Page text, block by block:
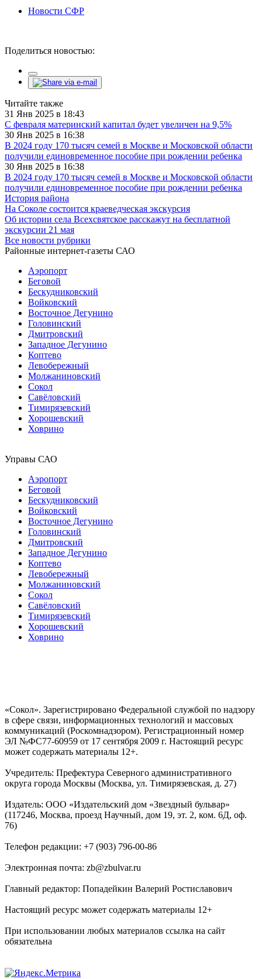
Новости СФР
Поделиться новостью:
Читайте также
31 Янв 2025 в 18:43
С февраля материнский капитал будет увеличен на 9,5%
30 Янв 2025 в 16:38
В 2024 году 170 тысяч семей в Москве и Московской области
получили единовременное пособие при рождении ребенка
30 Янв 2025 в 16:38
В 2024 году 170 тысяч семей в Москве и Московской области
получили единовременное пособие при рождении ребенка
История района
На Соколе состоится краеведческая экскурсия
Об истории села Всехсвятское расскажут на бесплатной
экскурсии 21 мая
Все новости рубрики
Районные интернет-газеты САО
Аэропорт
Беговой
Бескудниковский
Войковский
Восточное Дегунино
Головинский
Дмитровский
Западное Дегунино
Коптево
Левобережный
Молжаниновский
Сокол
Савёловский
Тимирязевский
Хорошевский
Ховрино
Управы САО
Аэропорт
Беговой
Бескудниковский
Войковский
Восточное Дегунино
Головинский
Дмитровский
Западное Дегунино
Коптево
Левобережный
Молжаниновский
Сокол
Савёловский
Тимирязевский
Хорошевский
Ховрино
«Сокол». Зарегистрировано Федеральной службой по надзору
в сфере связи, информационных технологий и массовых
коммуникаций (Роскомнадзором). Регистрационный номер
ЭЛ №ФС77-60959 от 17 сентября 2009 г. Настоящий ресурс
может содержать материалы 12+.
Учредитель: Префектура Северного административного
округа города Москвы (Москва, ул. Тимирязевская, д. 27)
Издатель: ООО «Издательский дом «Звездный бульвар»
(117246, Москва, проезд Научный, дом 19, эт. 2, ком. 6Д, оф.
76)
Телефон редакции: +7 (903) 796-00-86
Электронная почта: zb@zbulvar.ru
Главный редактор: Попадейкин Валерий Ростиславович
Настоящий ресурс может содержать материалы 12+
При использовании любых материалов ссылка на сайт
обязательна